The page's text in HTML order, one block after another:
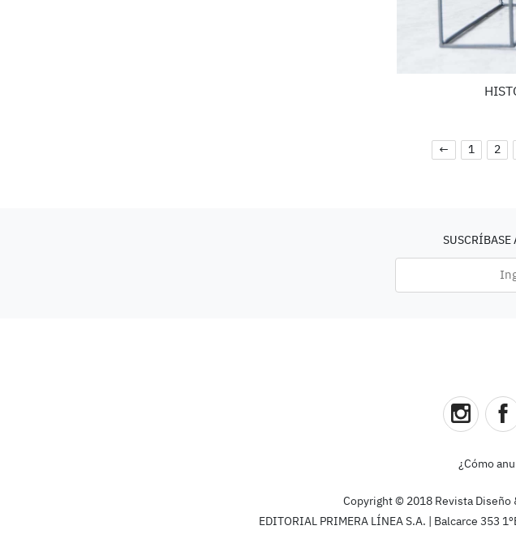
← 1 2
SUSCRÍBASE
¿Cómo
Copyright © 2018 Revista Diseño
EDITORIAL PRIMERA LÍNEA S.A. | Balcarce 353